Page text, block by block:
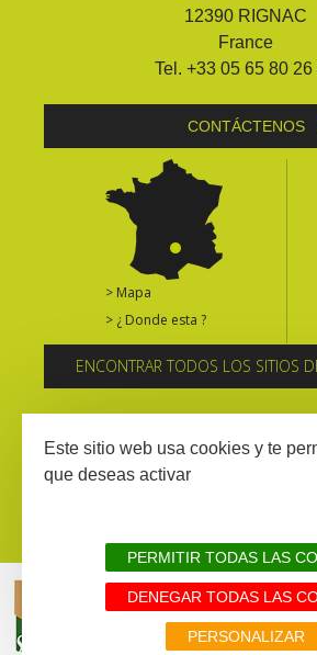
12390 RIGNAC
France
Tel. +33 05 65 80 26
CONTÁCTENOS
> Mapa
> ¿ Donde esta ?
ENCONTRAR TODOS LOS SITIOS
Suscríbase al boletín
AVISIO LEGAL MAPA WEB TODOS
Este sitio web usa cookies y te
que deseas activar
PERMITIR TODAS LAS
DENEGAR TODAS LAS
PERSONALIZAR